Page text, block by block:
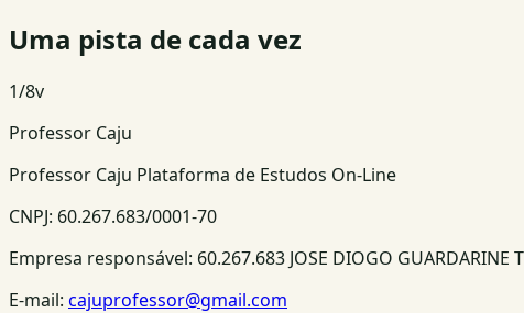
Uma pista de cada vez
1/8v
Professor Caju
Professor Caju Plataforma de Estudos On-Line
CNPJ: 60.267.683/0001-70
Empresa responsável: 60.267.683 JOSE DIOGO GUARDARINE
E-mail: cajuprofessor@gmail.com